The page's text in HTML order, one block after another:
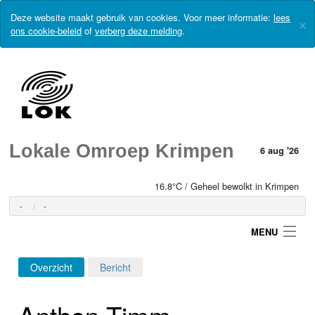
Deze website maakt gebruik van cookies. Voor meer informatie: lees
ons cookie-beleid of verberg deze melding. ×
Lokale Omroep Krimpen 6 aug '26
16.8°C / Geheel bewolkt in Krimpen
- -
MENU
Login
Overzicht Bericht